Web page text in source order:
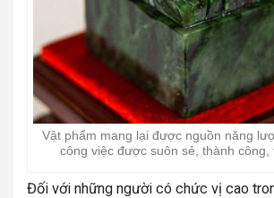
Vật phẩm mang lại được nguồn năng
công việc được suôn sẻ, thành công,
Đối với những người có chức vị cao